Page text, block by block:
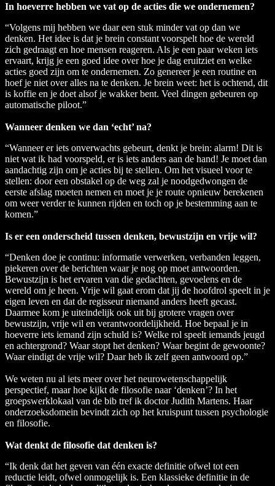
In hoeverre hebben we vat op de acties die we ondernemen?
“Volgens mij hebben we daar een stuk minder vat op dan we
denken. Het idee is dat je brein constant voorspelt hoe de wereld
zich gedraagt en hoe mensen reageren. Als je een paar weken iets
ervaart, krijg je een goed idee over hoe je dag eruitziet en welke
acties goed zijn om te ondernemen. Zo genereer je een routine en
hoef je niet over alles na te denken. Je brein weet: het is ochtend, dit
is koffie en je doet alsof je wakker bent. Veel dingen gebeuren op
automatische piloot.”
Wanneer denken we dan ‘echt’ na?
“Wanneer er iets onverwachts gebeurt, denkt je brein: alarm! Dit is
niet wat ik had voorspeld, er is iets anders aan de hand! Je moet dan
aandachtig zijn om je acties bij te stellen. Om het visueel voor te
stellen: door een obstakel op de weg zal je noodgedwongen de
eerste afslag moeten nemen en moet je je route opnieuw berekenen
om weer verder te kunnen rijden en toch op je bestemming aan te
komen.”
Is er een onderscheid tussen denken, bewustzijn en vrije wil?
“Denken doe je continu: informatie verwerken, verbanden leggen,
piekeren over de berichten waar je nog op moet antwoorden.
Bewustzijn is het ervaren van die gedachten, gevoelens en de
wereld om je heen. Vrije wil gaat erom dat jij de hoofdrol speelt in je
eigen leven en dat de regisseur niemand anders heeft gecast.
Daarmee kom je uiteindelijk ook uit bij grotere vragen over
bewustzijn, vrije wil en verantwoordelijkheid. Hoe bepaal je in
hoeverre iets iemand zijn schuld is? Welke rol speelt iemands jeugd
en achtergrond? Waar stopt het denken? Waar begint de gewoonte?
Waar eindigt de vrije wil? Daar heb ik zelf geen antwoord op.”
We weten nu al iets meer over het neurowetenschappelijk
perspectief, maar hoe kijkt de filosofie naar ‘denken’? In het
groepswerklokaal van de bib tref ik doctor Judith Martens. Haar
onderzoeksdomein bevindt zich op het kruispunt tussen psychologie
en filosofie.
Wat denkt de filosofie dat denken is?
“Ik denk dat het geven van één exacte definitie ofwel tot een
reductie leidt, ofwel onmogelijk is. Een klassieke definitie in de